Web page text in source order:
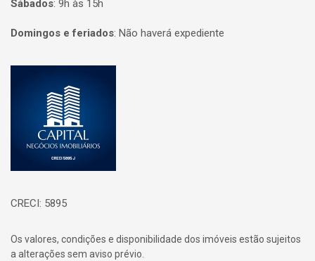
Sábados: 9h às 15h
Domingos e feriados: Não haverá expediente
CRECI: 5895
Os valores, condições e disponibilidade dos imóveis estão sujeitos
a alterações sem aviso prévio.